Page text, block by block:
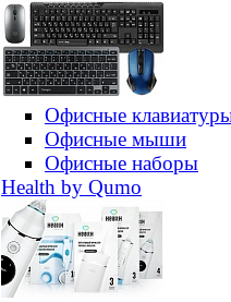
Офисные
Офисные мыши
Офисные наборы
Health by Qumo